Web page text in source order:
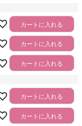
カートに入れる
カートに入れる
カートに入れる
カートに入れる
カートに入れる